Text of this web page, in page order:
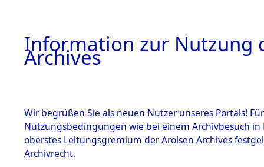
Information zur Nutzung
Archives
Wir begrüßen Sie als neuen Nutzer unseres Portals!
Nutzungsbedingungen wie bei einem Archivbesuch
oberstes Leitungsgremium der Arolsen Archives
Archivrecht.